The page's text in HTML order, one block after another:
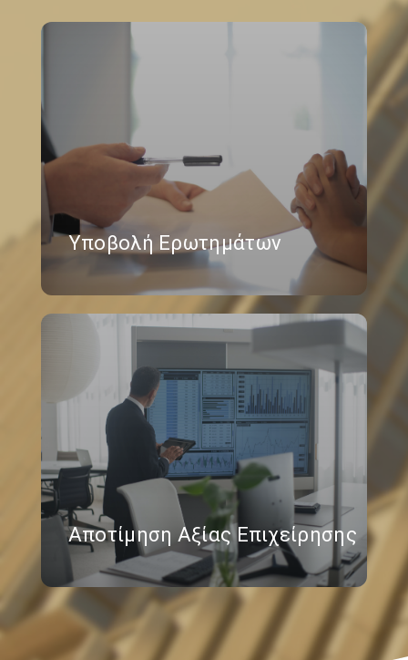
Υποβολή Ερωτημάτων
Αποτίμηση Αξίας Επιχείρησης